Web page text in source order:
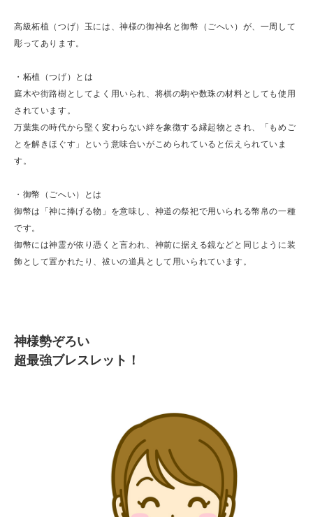
高級柘植（つげ）玉には、神様の御神名と御幣（ごへい）が、一周して
彫ってあります。
・柘植（つげ）とは
庭木や街路樹としてよく用いられ、将棋の駒や数珠の材料としても使用
されています。
万葉集の時代から堅く変わらない絆を象徴する縁起物とされ、「もめご
とを解きほぐす」という意味合いがこめられていると伝えられていま
す。
・御幣（ごへい）とは
御幣は「神に捧げる物」を意味し、神道の祭祀で用いられる幣帛の一種
です。
御幣には神霊が依り憑くと言われ、神前に据える鏡などと同じように装
飾として置かれたり、祓いの道具として用いられています。
神様勢ぞろい
超最強ブレスレット！